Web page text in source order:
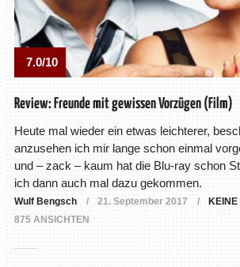
7.0/10
Review: Freunde mit gewissen Vorzügen (Film)
Heute mal wieder ein etwas leichterer,
anzusehen ich mir lange schon einmal
und – zack – kaum hat die Blu-ray schon
ich dann auch mal dazu gekommen.
Wulf Bengsch 21. September 2017
875 ANSICHTEN